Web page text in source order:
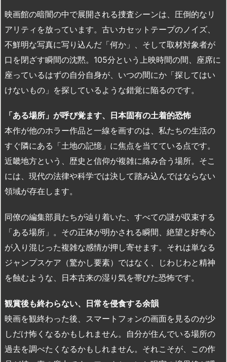
映画館の暗闇の中で展開される捜査シーンは、圧倒的なリ
アリティを放っています。古いカセットテープのノイズ、
不鮮明な写真に写り込んだ「何か」、そして取材対象者が
口を閉ざす瞬間の沈黙。105分という上映時間の間、座席に
座っているはずの自分自身が、いつの間にか「探してはい
けないもの」を探しているような錯覚に陥るのです。
「ある場所」が呼び覚ます、日本固有の土着的恐怖
本作が他のホラー作品と一線を画すのは、私たちの生活の
すぐ隣にある「土地の記憶」に焦点を当てている点です。
近畿地方という、歴史と信仰が複雑に絡み合う場所。そこ
には、現代の法律や科学では決して踏み込んではならない
領域が存在します。
同僚の編集部員たちが辿り着いた、すべての謎が収束する
「ある場所」。その正体が明かされる瞬間、絶望と好奇心
が入り混じった複雑な感情が押し寄せます。それは単なる
ジャンプスケア（驚かし要素）ではなく、じわじわと精神
を蝕むような、日本古来の湿り気を帯びた恐怖です。
観賞後も終わらない、日常を侵食する余韻
映画を観終わった後、スマートフォンの画面を見るのが少
しだけ怖くなるかもしれません。自分が住んでいる場所の
過去を調べたくなるかもしれません。それこそが、この作